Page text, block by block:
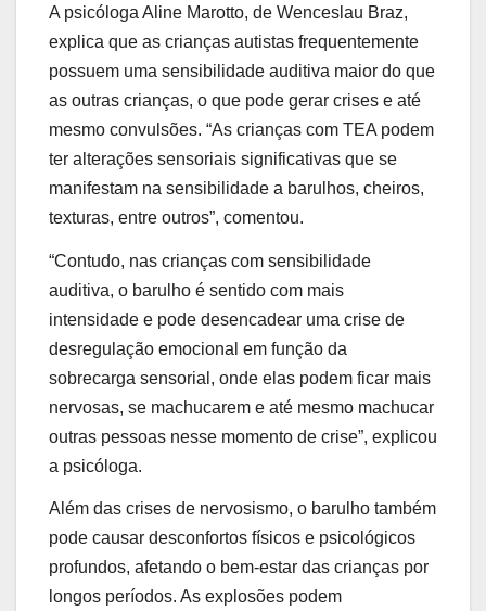
A psicóloga Aline Marotto, de Wenceslau Braz,
explica que as crianças autistas frequentemente
possuem uma sensibilidade auditiva maior do que
as outras crianças, o que pode gerar crises e até
mesmo convulsões. “As crianças com TEA podem
ter alterações sensoriais significativas que se
manifestam na sensibilidade a barulhos, cheiros,
texturas, entre outros”, comentou.
“Contudo, nas crianças com sensibilidade
auditiva, o barulho é sentido com mais
intensidade e pode desencadear uma crise de
desregulação emocional em função da
sobrecarga sensorial, onde elas podem ficar mais
nervosas, se machucarem e até mesmo machucar
outras pessoas nesse momento de crise”, explicou
a psicóloga.
Além das crises de nervosismo, o barulho também
pode causar desconfortos físicos e psicológicos
profundos, afetando o bem-estar das crianças por
longos períodos. As explosões podem